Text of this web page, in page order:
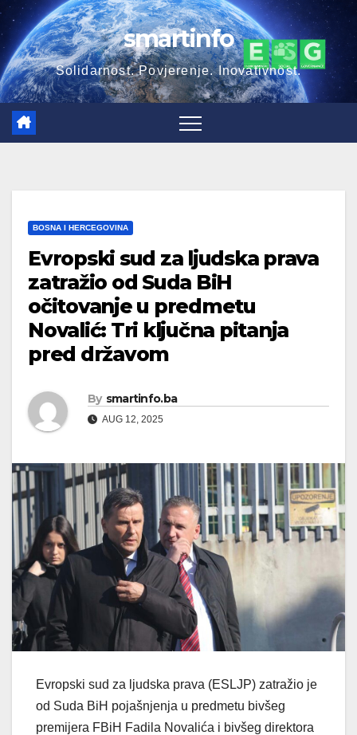
Skip
to
content
smartinfo
Solidarnost. Povjerenje. Inovativnost.
BOSNA I HERCEGOVINA
Evropski sud za ljudska prava
zatražio od Suda BiH
očitovanje u predmetu
Novalić: Tri ključna pitanja
pred državom
By smartinfo.ba
AUG 12, 2025
Evropski sud za ljudska prava (ESLJP) zatražio je
od Suda BiH pojašnjenja u predmetu bivšeg
premijera FBiH Fadila Novalića i bivšeg direktora